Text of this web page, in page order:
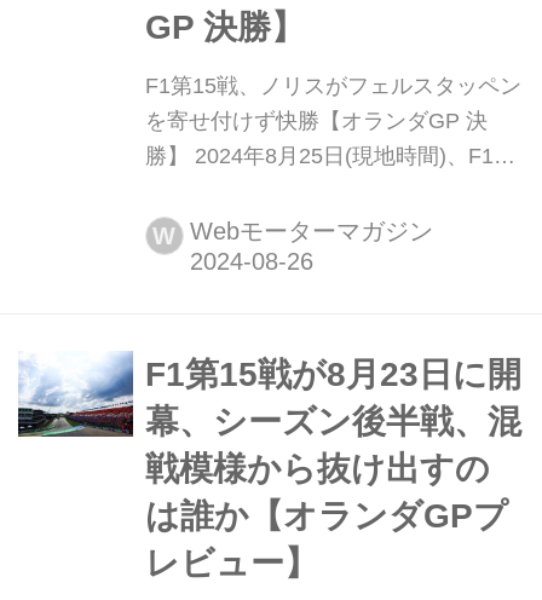
GP 決勝】
F1第15戦、ノリスがフェルスタッペン
を寄せ付けず快勝【オランダGP 決
勝】 2024年8月25日(現地時間)、F1世
フォールト・サーキットで開催され、
マクラレーンのランド・ノリスが優
ル・ルクレールが3位に入った。11番
手グリッドからスタートしたRBの角...
W Webモーターマガジン
F1第15戦が8月23日に開
幕、シーズン後半戦、混
戦模様から抜け出すの
は誰か【オランダGPプ
レビュー】